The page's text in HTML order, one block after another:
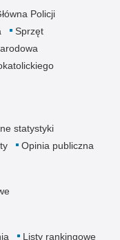
Policji
Sprzęt
statystyki
Opinia publiczna
Listy rankingowe